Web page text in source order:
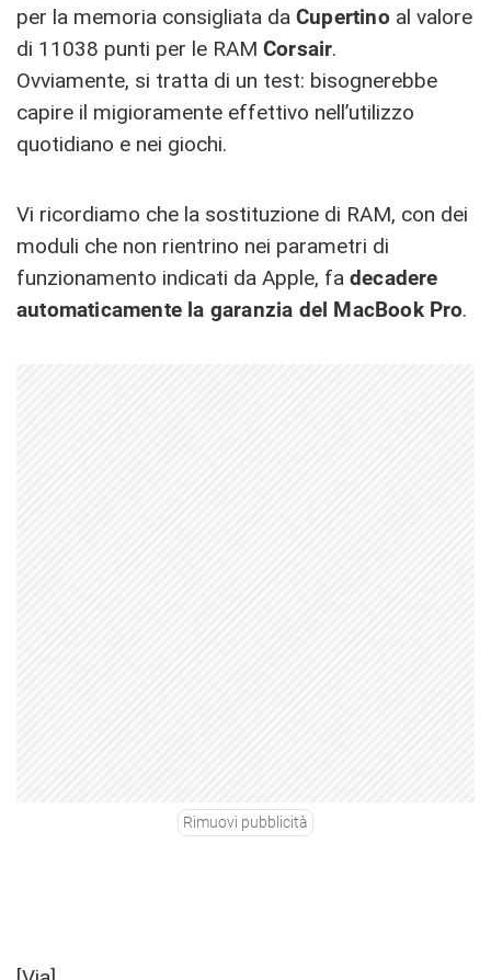
per la memoria consigliata da Cupertino al valore
di 11038 punti per le RAM Corsair.
Ovviamente, si tratta di un test: bisognerebbe
capire il migioramente effettivo nell’utilizzo
quotidiano e nei giochi.
Vi ricordiamo che la sostituzione di RAM, con dei
moduli che non rientrino nei parametri di
funzionamento indicati da Apple, fa decadere
automaticamente la garanzia del MacBook Pro.
Rimuovi pubblicità